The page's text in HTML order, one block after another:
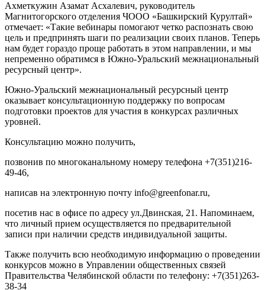
Ахметкужин Азамат Асхалевич, руководитель
Магнитогорского отделения ЧООО «Башкирский Курултай»
отмечает: «Такие вебинары помогают четко распознать свою
цель и предпринять шаги по реализации своих планов. Теперь
нам будет гораздо проще работать в этом направлении, и мы
непременно обратимся в Южно-Уральский межнациональный
ресурсный центр».
Южно-Уральский межнациональный ресурсный центр
оказывает консультационную поддержку по вопросам
подготовки проектов для участия в конкурсах различных
уровней.
Консультацию можно получить,
позвонив по многоканальному номеру телефона +7(351)216-
49-46,
написав на электронную почту info@greenfonar.ru,
посетив нас в офисе по адресу ул.Двинская, 21. Напоминаем,
что личный прием осуществляется по предварительной
записи при наличии средств индивидуальной защиты.
Также получить всю необходимую информацию о проведении
конкурсов можно в Управлении общественных связей
Правительства Челябинской области по телефону: +7(351)263-
38-34